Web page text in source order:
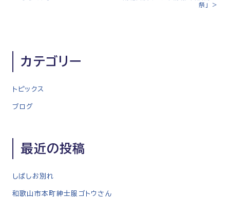
ー
ョ
ン
祭」
>
カテゴリー
トピックス
ブログ
最近の投稿
しばしお別れ
和歌山市本町紳士服ゴトウさん